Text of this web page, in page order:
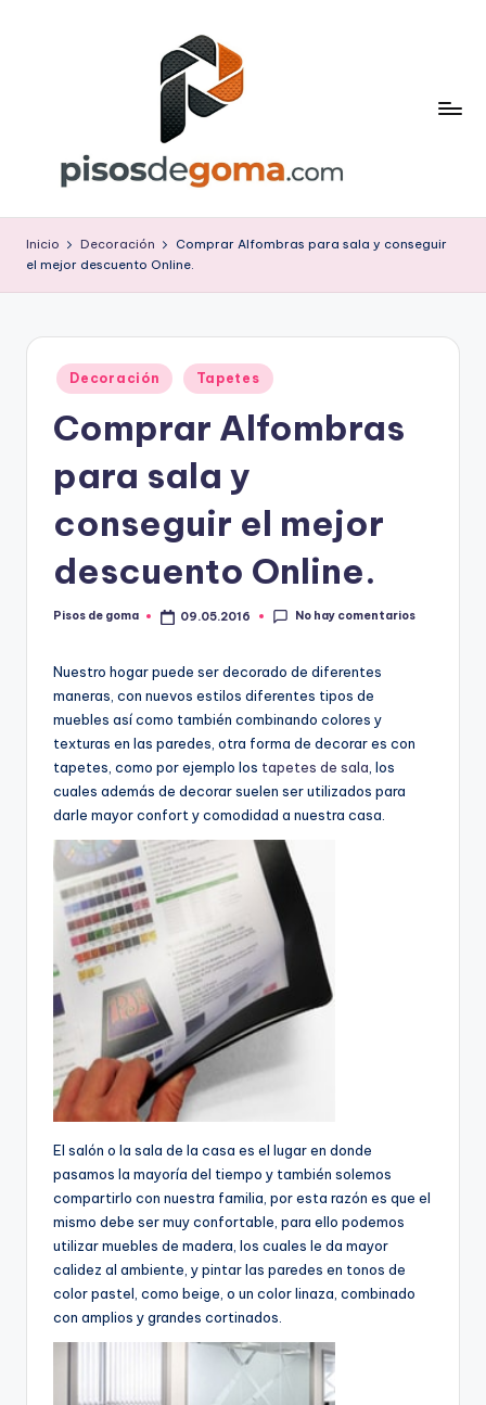
is
o
G
m
Inicio Decoración
Comprar Alfombras para sala y conseguir
el mejor descuento Online.
Publicado
en
Decoración Tapetes
Comprar Alfombras
para sala y
conseguir el mejor
descuento Online.
Publicado
Pisos de goma 09.05.2016 No hay comentarios
Nuestro hogar puede ser decorado de diferentes
maneras, con nuevos estilos diferentes tipos de
muebles así como también combinando colores y
texturas en las paredes, otra forma de decorar es con
tapetes, como por ejemplo los tapetes de sala , los
cuales además de decorar suelen ser utilizados para
darle mayor confort y comodidad a nuestra casa.
El salón o la sala de la casa es el lugar en donde
pasamos la mayoría del tiempo y también solemos
compartirlo con nuestra familia, por esta razón es que el
mismo debe ser muy confortable, para ello podemos
utilizar muebles de madera, los cuales le da mayor
calidez al ambiente, y pintar las paredes en tonos de
color pastel, como beige, o un color linaza, combinado
con amplios y grandes cortinados.